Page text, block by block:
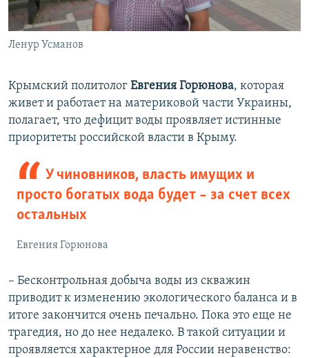
Ленур Усманов
Крымский политолог Евгения Горюнова, которая
живет и работает на материковой части Украины,
полагает, что дефицит воды проявляет истинные
приоритеты российской власти в Крыму.
У чиновников, власть имущих и
просто богатых вода будет – за счет всех
остальных
Евгения Горюнова
– Бесконтрольная добыча воды из скважин
приводит к изменению экологического баланса и в
итоге закончится очень печально. Пока это еще не
трагедия, но до нее недалеко. В такой ситуации и
проявляется характерное для России неравенство: